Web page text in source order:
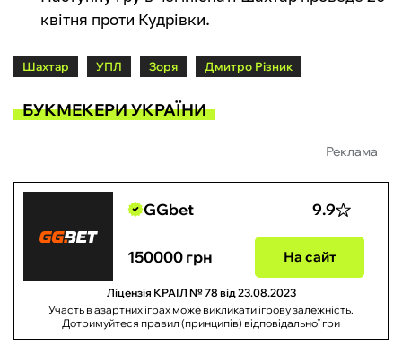
квітня проти Кудрівки.
Шахтар УПЛ Зоря Дмитро Різник
БУКМЕКЕРИ УКРАЇНИ
Реклама
GGbet 9.9
150000 грн На сайт
Ліцензія КРАІЛ № 78 від 23.08.2023
Участь в азартних іграх може викликати ігрову залежність.
Дотримуйтеся правил (принципів) відповідальної гри